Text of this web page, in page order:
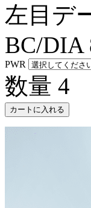
左目デ
BC/DIA
PWR
数量 4
カートに入れる